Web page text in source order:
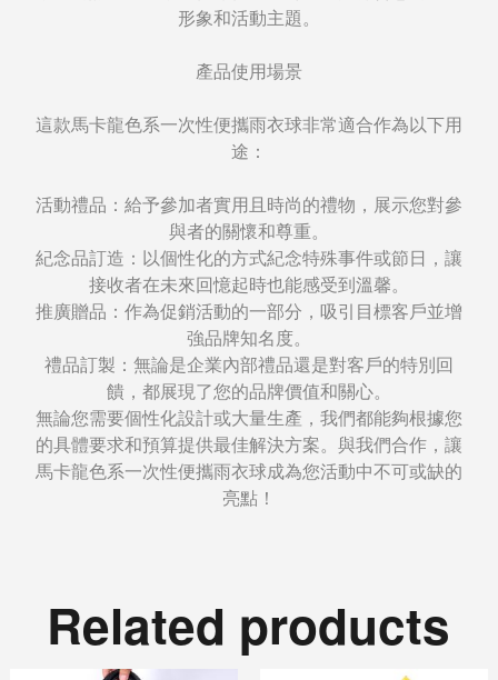
形象和活動主題。
產品使用場景
這款馬卡龍色系一次性便攜雨衣球非常適合作為以下用
途：
活動禮品：給予參加者實用且時尚的禮物，展示您對參
與者的關懷和尊重。
紀念品訂造：以個性化的方式紀念特殊事件或節日，讓
接收者在未來回憶起時也能感受到溫馨。
推廣贈品：作為促銷活動的一部分，吸引目標客戶並增
強品牌知名度。
禮品訂製：無論是企業內部禮品還是對客戶的特別回
饋，都展現了您的品牌價值和關心。
無論您需要個性化設計或大量生產，我們都能夠根據您
的具體要求和預算提供最佳解決方案。與我們合作，讓
馬卡龍色系一次性便攜雨衣球成為您活動中不可或缺的
亮點！
Related products